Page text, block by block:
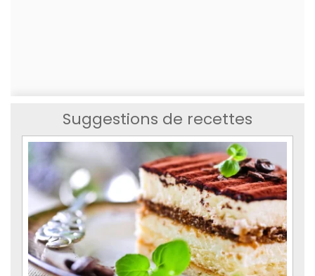
Suggestions de recettes